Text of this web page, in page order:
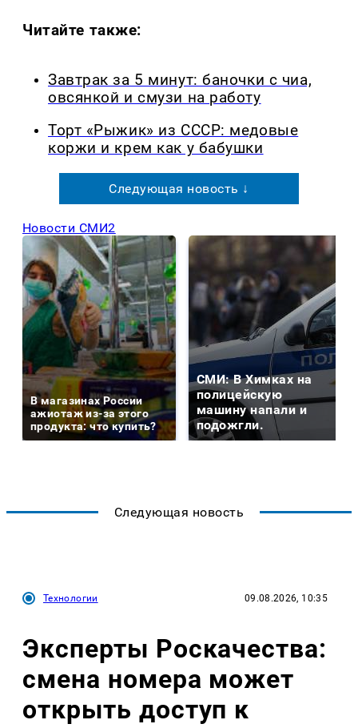
Читайте также:
Завтрак за 5 минут: баночки с чиа,
овсянкой и смузи на работу
Торт «Рыжик» из СССР: медовые
коржи и крем как у бабушки
Следующая новость ↓
Новости СМИ2
В магазинах России
ажиотаж из-за этого
продукта: что купить?
СМИ: В Химках на
полицейскую
машину напали и
подожгли.
Следующая новость
Технологии 09.08.2026, 10:35
Эксперты Роскачества:
смена номера может
открыть доступ к